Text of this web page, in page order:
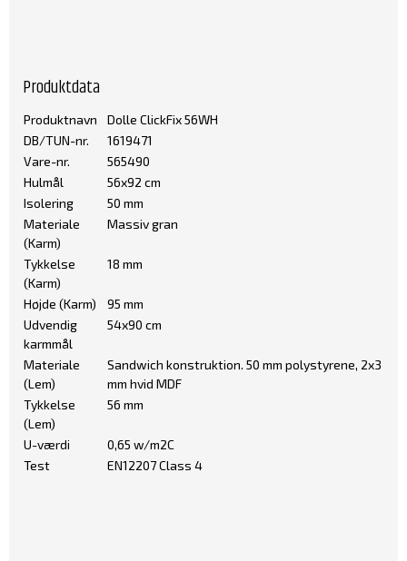
Produktdata
Produktnavn
Dolle ClickFix 56WH
DB/TUN-nr.
1619471
Vare-nr.
565490
Hulmål
56x92 cm
Isolering
50 mm
Materiale
(Karm)
Massiv gran
Tykkelse
(Karm)
18 mm
Højde (Karm)
95 mm
Udvendig
karmmål
54x90 cm
Materiale
(Lem)
Sandwich konstruktion. 50 mm polystyrene, 2x3
mm hvid MDF
Tykkelse
(Lem)
56 mm
U-værdi
0,65 w/m2C
Test
EN12207 Class 4